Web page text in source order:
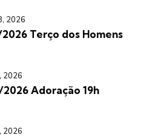
2026
Terço dos Homens
2026
Adoração 19h
2026